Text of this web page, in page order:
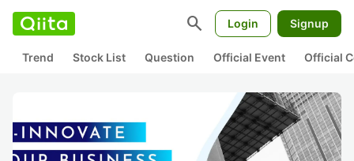
search Login Signup
Trend Stock List Question Official Event Official